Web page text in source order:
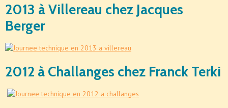
2013 à Villereau chez Jacques
Berger
2012 à Challanges chez Franck Terki